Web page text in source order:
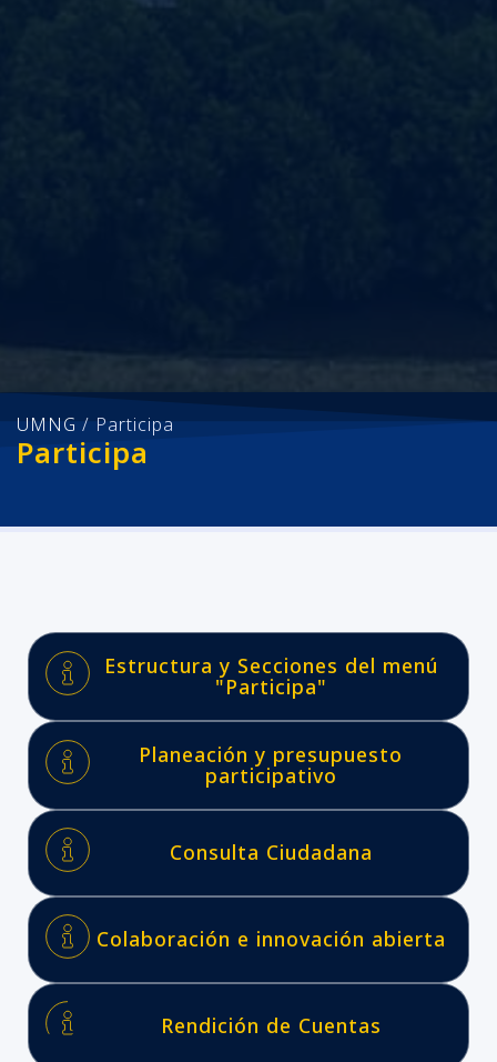
UMNG / Participa
Participa
Estructura y Secciones del menú
"Participa"
Planeación y presupuesto
participativo
Consulta Ciudadana
Colaboración e innovación abierta
Rendición de Cuentas